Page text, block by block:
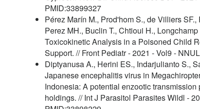
PMID:33899327
Pérez Marín M., Prod'hom S., de Villiers SF.,
Perez MH., Buclin T., Chtioui H.,
Toxicokinetic Analysis in a Poisoned Child
Support. // Front Pediatr - 2021 - Vol9 -
Diptyanusa A., Herini ES., Indarjulianto S.,
Japanese encephalitis virus in
Indonesia: A potential enzootic
holdings. // Int J Parasitol Parasites Wildl -